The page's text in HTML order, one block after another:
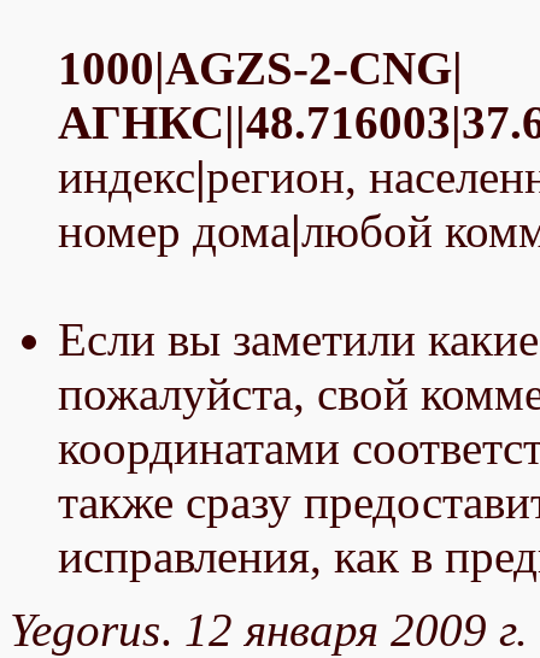
1000|AGZS-2-CNG|
индекс|регион,
номер дома|любой
Если вы заметили
пожалуйста, свой
координатами
также сразу
исправления, как в
Yegorus. 12 января 2009 г.